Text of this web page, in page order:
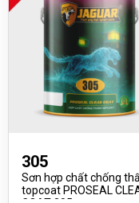
305
Sơn hợp chất chống
topcoat PROSEAL